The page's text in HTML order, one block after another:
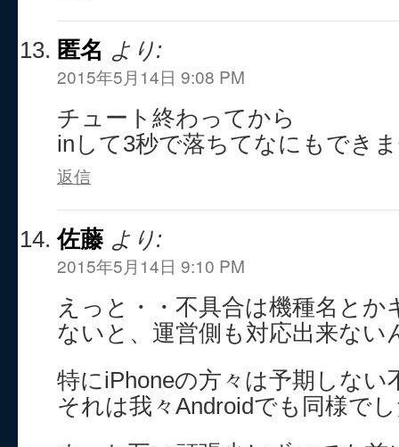
匿名 より:
2015年5月14日 9:08 PM
チュート終わってから
inして3秒で落ちてなにもでき
返信
佐藤 より:
2015年5月14日 9:10 PM
えっと・・不具合は機種名と
ないと、運営側も対応出来ない
特にiPhoneの方々は予期しない
それは我々Androidでも同様で